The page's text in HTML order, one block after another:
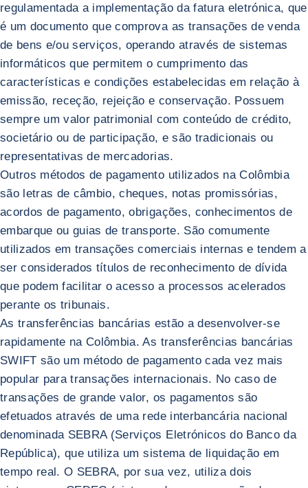
regulamentada a implementação da fatura eletrónica, que
é um documento que comprova as transações de venda
de bens e/ou serviços, operando através de sistemas
informáticos que permitem o cumprimento das
características e condições estabelecidas em relação à
emissão, receção, rejeição e conservação. Possuem
sempre um valor patrimonial com conteúdo de crédito,
societário ou de participação, e são tradicionais ou
representativas de mercadorias.
Outros métodos de pagamento utilizados na Colômbia
são letras de câmbio, cheques, notas promissórias,
acordos de pagamento, obrigações, conhecimentos de
embarque ou guias de transporte. São comumente
utilizados em transações comerciais internas e tendem a
ser considerados títulos de reconhecimento de dívida
que podem facilitar o acesso a processos acelerados
perante os tribunais.
As transferências bancárias estão a desenvolver-se
rapidamente na Colômbia. As transferências bancárias
SWIFT são um método de pagamento cada vez mais
popular para transações internacionais. No caso de
transações de grande valor, os pagamentos são
efetuados através de uma rede interbancária nacional
denominada SEBRA (Serviços Eletrónicos do Banco da
República), que utiliza um sistema de liquidação em
tempo real. O SEBRA, por sua vez, utiliza dois